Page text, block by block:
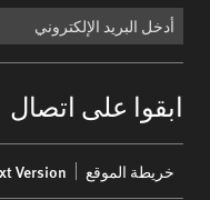
ابقوا على اتصال
menu
خريطة الموقع Version